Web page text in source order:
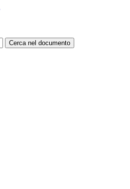
Cerca nel documento